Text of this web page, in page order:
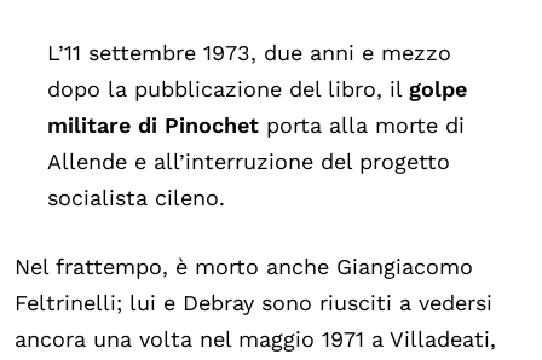
L’11 settembre 1973, due anni e mezzo
dopo la pubblicazione del libro, il golpe
militare di Pinochet porta alla morte di
Allende e all’interruzione del progetto
socialista cileno.
Nel frattempo, è morto anche Giangiacomo
Feltrinelli; lui e Debray sono riusciti a vedersi
ancora una volta nel maggio 1971 a Villadeati,